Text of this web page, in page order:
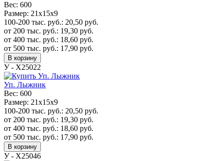
Вес: 600
Размер: 21х15х9
100-200 тыс. руб.: 20,50 руб.
от 200 тыс. руб.: 19,30 руб.
от 400 тыс. руб.: 18,60 руб.
от 500 тыс. руб.: 17,90 руб.
В корзину
У - Х25022
Уп. Лыжник
Вес: 600
Размер: 21х15х9
100-200 тыс. руб.: 20,50 руб.
от 200 тыс. руб.: 19,30 руб.
от 400 тыс. руб.: 18,60 руб.
от 500 тыс. руб.: 17,90 руб.
В корзину
У - Х25046